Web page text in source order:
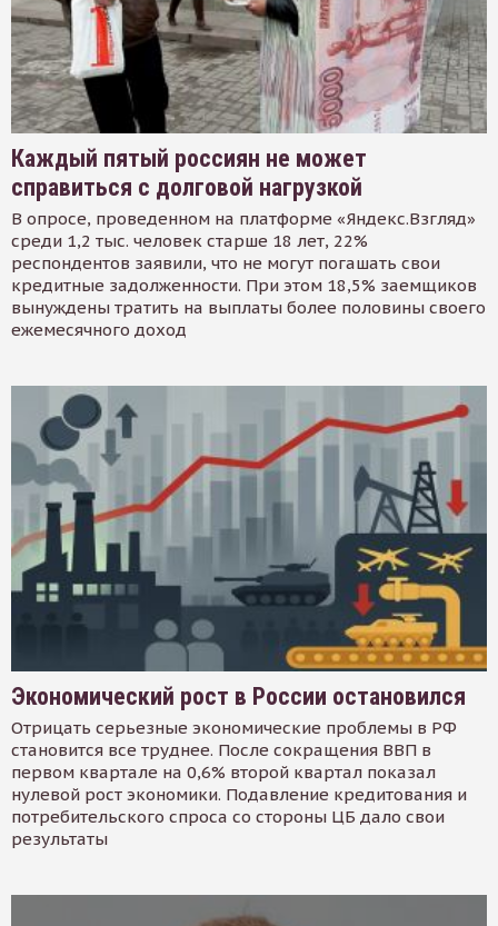
Каждый пятый россиян не может
справиться с долговой нагрузкой
В опросе, проведенном на платформе «Яндекс.Взгляд»
среди 1,2 тыс. человек старше 18 лет, 22%
респондентов заявили, что не могут погашать свои
кредитные задолженности. При этом 18,5% заемщиков
вынуждены тратить на выплаты более половины своего
ежемесячного доход
Экономический рост в России остановился
Отрицать серьезные экономические проблемы в РФ
становится все труднее. После сокращения ВВП в
первом квартале на 0,6% второй квартал показал
нулевой рост экономики. Подавление кредитования и
потребительского спроса со стороны ЦБ дало свои
результаты